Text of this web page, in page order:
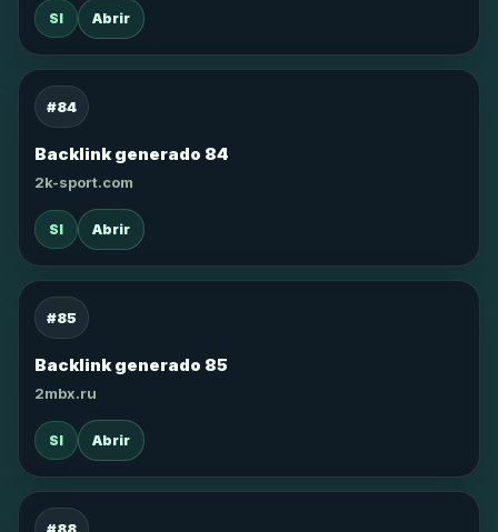
SI Abrir
#84
Backlink generado 84
2k-sport.com
SI Abrir
#85
Backlink generado 85
2mbx.ru
SI Abrir